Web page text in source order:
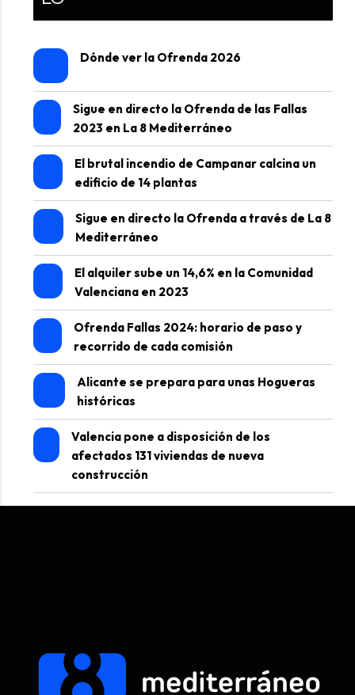
Dónde ver la Ofrenda 2026
Sigue en directo la Ofrenda de las Fallas
2023 en La 8 Mediterráneo
El brutal incendio de Campanar calcina un
edificio de 14 plantas
Sigue en directo la Ofrenda a través de La 8
Mediterráneo
El alquiler sube un 14,6% en la Comunidad
Valenciana en 2023
Ofrenda Fallas 2024: horario de paso y
recorrido de cada comisión
Alicante se prepara para unas Hogueras
históricas
Valencia pone a disposición de los
afectados 131 viviendas de nueva
construcción